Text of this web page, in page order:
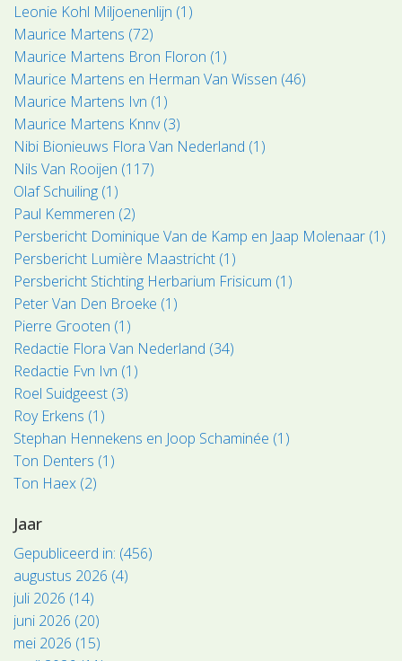
Leonie Kohl Miljoenenlijn (1)
Maurice Martens (72)
Maurice Martens Bron Floron (1)
Maurice Martens en Herman Van Wissen (46)
Maurice Martens Ivn (1)
Maurice Martens Knnv (3)
Nibi Bionieuws Flora Van Nederland (1)
Nils Van Rooijen (117)
Olaf Schuiling (1)
Paul Kemmeren (2)
Persbericht Dominique Van de Kamp en Jaap Molenaar (1)
Persbericht Lumière Maastricht (1)
Persbericht Stichting Herbarium Frisicum (1)
Peter Van Den Broeke (1)
Pierre Grooten (1)
Redactie Flora Van Nederland (34)
Redactie Fvn Ivn (1)
Roel Suidgeest (3)
Roy Erkens (1)
Stephan Hennekens en Joop Schaminée (1)
Ton Denters (1)
Ton Haex (2)
Jaar
Gepubliceerd in: (456)
augustus 2026 (4)
juli 2026 (14)
juni 2026 (20)
mei 2026 (15)